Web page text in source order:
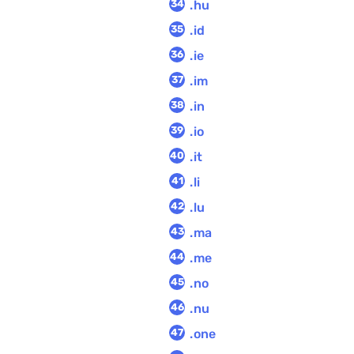
.hu
.id
.ie
.im
.in
.io
.it
.li
.lu
.ma
.me
.no
.nu
.one